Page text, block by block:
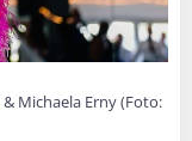
Michaela Erny (Foto: